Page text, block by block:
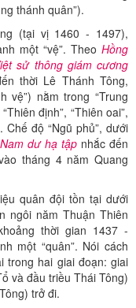
thánh quân”).
(tại vị 1460 - 1497),
một “vệ”. Theo Hồng
sử thông giám cương
thời Lê Thánh Tông,
vệ”) nằm trong “Trung
định”, “Thiên oai”,
Chế độ “Ngũ phủ”, dưới
dư hạ tập nhắc đến
tháng 4 năm Quang
quân đội tồn tại dưới
ngôi năm Thuận Thiên
thời gian 1437 -
một “quân”. Nói cách
trong hai giai đoạn: giai
và đầu triều Thái Tông)
trở đi.